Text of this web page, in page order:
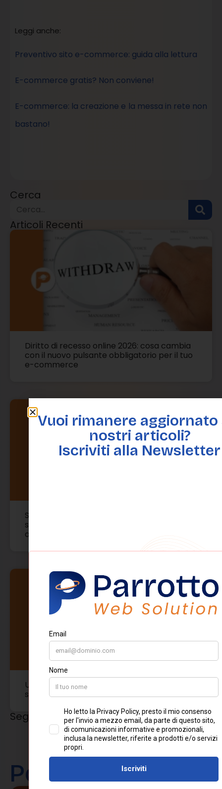
Leggi anche:
Preventivo sito e-commerce: guida alla lettura
E-commerce gratis? Non conviene!
E-commerce: la creazione e la messa in rete non
bastano!
Cerca
Articoli Recenti
Diritto di recesso online 2026: cosa cambia
con il nuovo pulsante obbligatorio per il tuo
e-commerce
Scheda prodotto SEO/GEO: come
strutturarla per Google, AI Overview e
assistenti AI
Up selling, cross selling e bundling: cosa
sono?
Seguici sui Social
Post correlati
Vuoi rimanere aggiornato
nostri articoli?
Iscriviti alla Newsletter